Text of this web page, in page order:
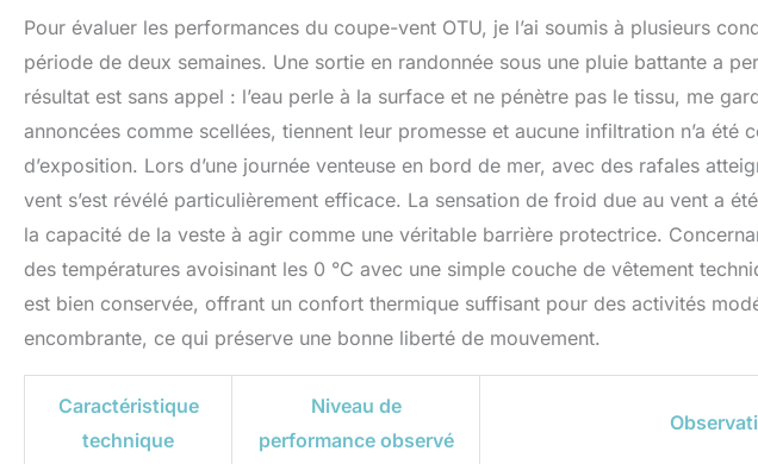
Pour évaluer les performances du coupe-vent OTU, je l’ai soumis à plusieurs
période de deux semaines. Une sortie en randonnée sous une pluie battante a
résultat est sans appel : l’eau perle à la surface et ne pénètre pas le tissu, me
annoncées comme scellées, tiennent leur promesse et aucune infiltration n’a été
d’exposition. Lors d’une journée venteuse en bord de mer, avec des rafales
vent s’est révélé particulièrement efficace. La sensation de froid due au vent a
la capacité de la veste à agir comme une véritable barrière protectrice.
des températures avoisinant les 0 °C avec une simple couche de vêtement
est bien conservée, offrant un confort thermique suffisant pour des activités
encombrante, ce qui préserve une bonne liberté de mouvement.
Caractéristique
technique
Niveau de
performance observé